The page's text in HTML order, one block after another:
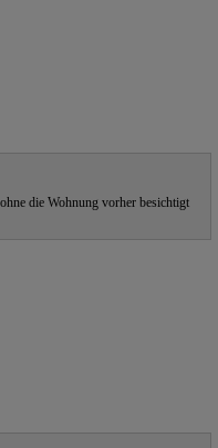
die Wohnung vorher besichtigt